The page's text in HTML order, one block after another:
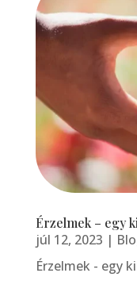
Érzelmek – egy
júl 12, 2023 |
Érzelmek - egy